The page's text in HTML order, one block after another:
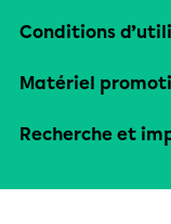
Conditions
Matériel
Recherche et